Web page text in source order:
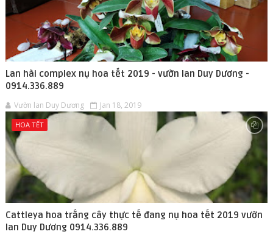
Lan hài complex nụ hoa tết 2019 - vườn lan Duy Dương -
0914.336.889
Vườn lan Duy Dương Jan 18, 2019
HOA TẾT
Cattleya hoa trắng cây thực tế đang nụ hoa tết 2019 vườn
lan Duy Dương 0914.336.889